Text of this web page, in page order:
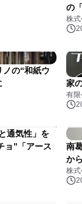
の
株
の“和紙ウ
家
有
通気性」を
ョ”「アース
南
か
株